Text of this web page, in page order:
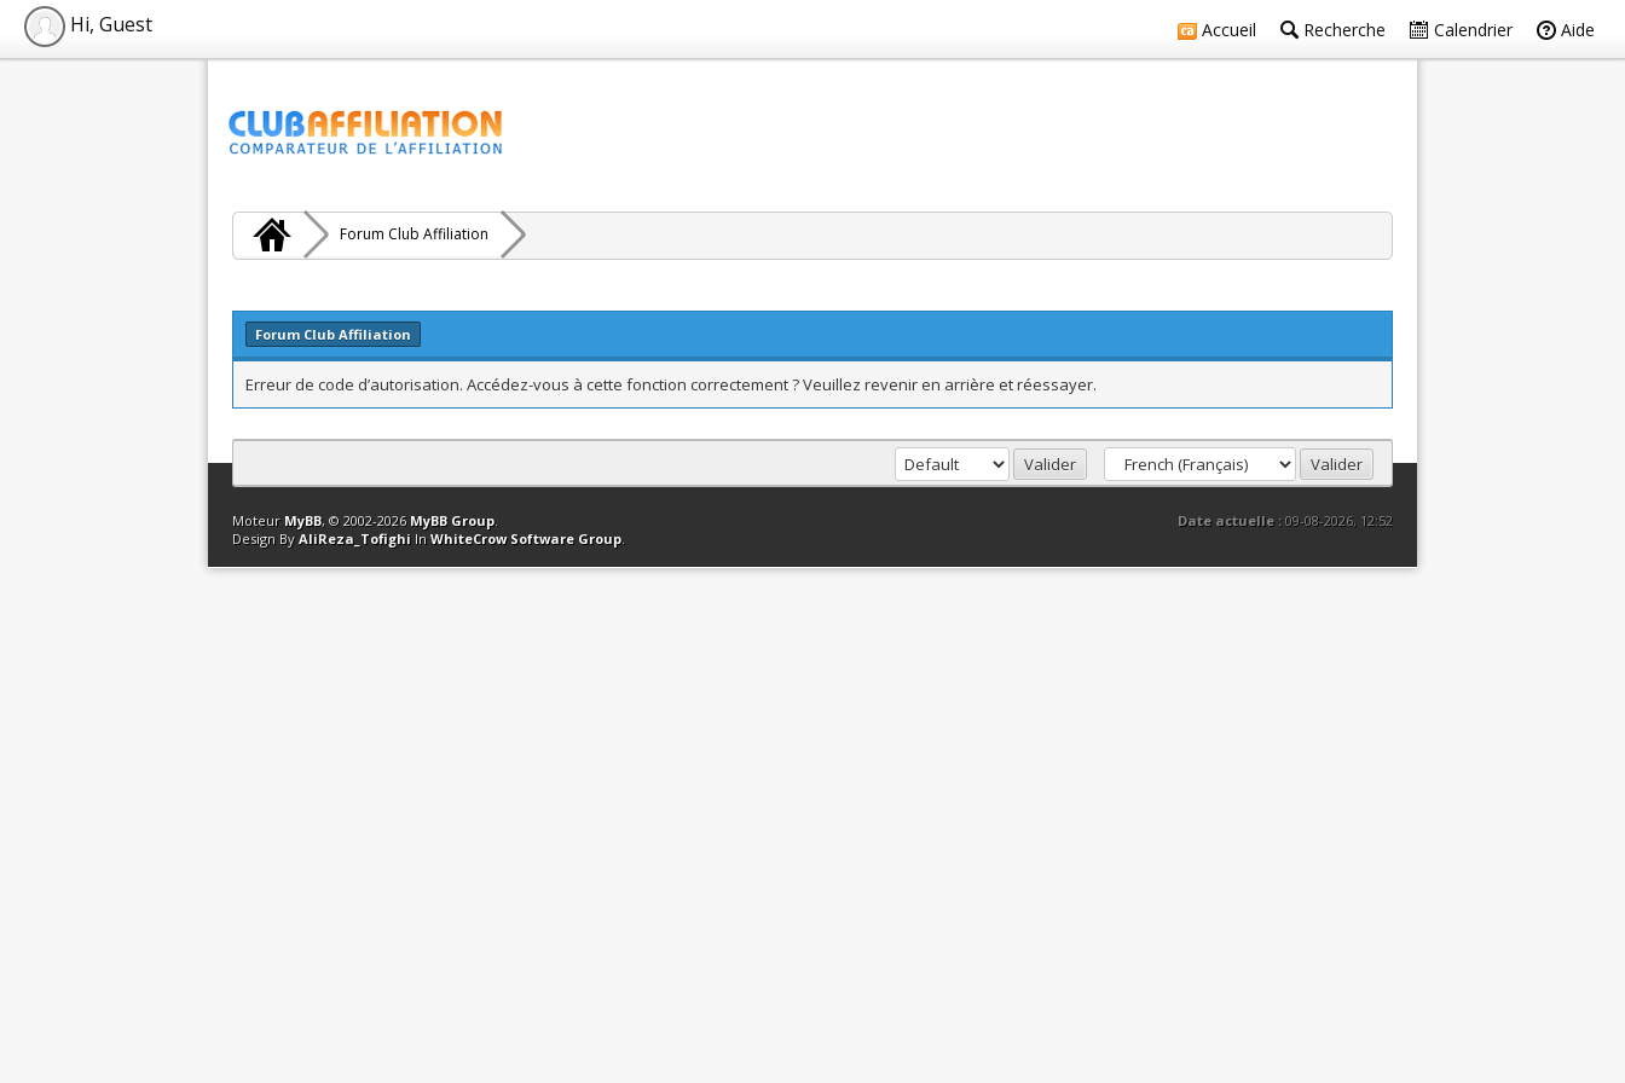
Accueil Recherche Calendrier Aide
Hi, Guest
Forum Club Affiliation
Forum Club Affiliation
Erreur de code d’autorisation. Accédez-vous à cette fonction correctement ? Veuillez revenir en arrière et réessayer.
Contact Club Affiliation Retourner en haut Version bas-débit (Archivé) Syndication RSS
Date actuelle :09-08-2026, 12:52
Moteur MyBB, © 2002-2026 MyBB Group.
Design By AliReza_Tofighi In WhiteCrow Software Group.